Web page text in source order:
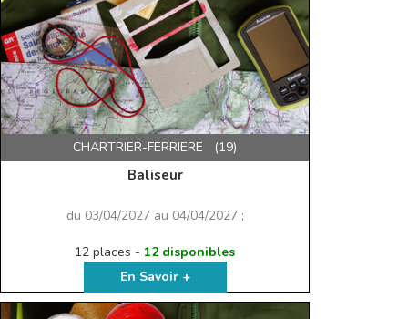
CHARTRIER-FERRIERE (19)
Baliseur
du 03/04/2027 au 04/04/2027 ;
12 places - 12 disponibles
En Savoir +